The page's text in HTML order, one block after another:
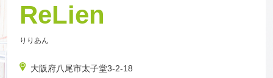
ReLien
りりあん
大阪府八尾市太子堂3-2-18